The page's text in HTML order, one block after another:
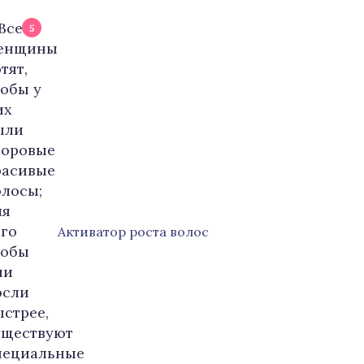
5
Активатор роста волос